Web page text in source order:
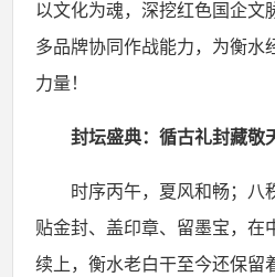
以文化为魂，深挖红色国企文
多品牌协同作战能力，为衡水
力量！
封坛盛典：循古礼封藏敬
时序丙午，夏风和畅；八
贴金封、盖印章、留墨宝，在
续上，衡水老白干至今还保留